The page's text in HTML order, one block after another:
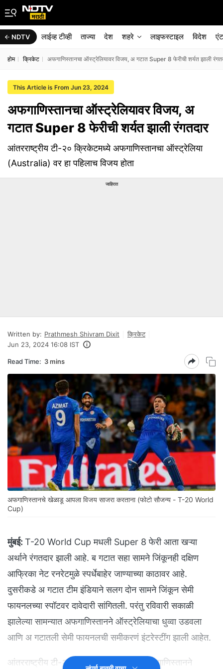
NDTV लाईव्ह टीव्ही ताज्या देश शहरे लाइफस्टाइल विदेश
होम क्रिकेट अफगाणिस्तानचा ऑस्ट्रेलियावर विजय, अ गटात Super 8 फेरीची शर्यत झाली
This Article is From Jun 23, 2024
अफगाणिस्तानचा ऑस्ट्रेलियावर विजय, अ
गटात Super 8 फेरीची शर्यत झाली रंगतदार
आंतरराष्ट्रीय टी-२० क्रिकेटमध्ये अफगाणिस्तानचा ऑस्ट्रेलिया
(Australia) वर हा पहिलाच विजय होता
जाहिरात
Written by: Prathmesh Shivram Dixit
क्रिकेट
Jun 23, 2024 16:08 IST
Read Time: 3 mins
अफगाणिस्तानचे खेळाडू आपला विजय साजरा करताना (फोटो सौजन्य - T-20 World
Cup)
मुंबई: T-20 World Cup मधली Super 8 फेरी आता खऱ्या
अर्थाने रंगतदार झाली आहे. ब गटात सहा सामने जिंकूनही दक्षिण
आफ्रिका नेट रनरेटमुळे स्पर्धेबाहेर जाण्याच्या काठावर आहे.
दुसरीकडे अ गटात टीम इंडियाने सलग दोन सामने जिंकून सेमी
फायनलच्या स्पॉटवर दावेदारी सांगितली. परंतु रविवारी सकाळी
झालेल्या सामन्यात अफगाणिस्तानने ऑस्ट्रेलियाचा धुव्वा उडवला
आणि अ गटातली सेमी फायनलची समीकरणं इंटरेस्टींग झाली आहेत.
आंतरराष्ट्रीय टी-२० क्रिकेटच्या इतिहासात अफगाणिस्तानने